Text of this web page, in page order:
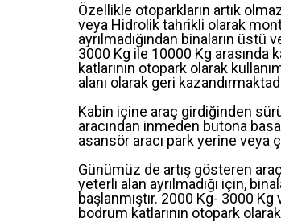
Özellikle otoparkların artık
veya Hidrolik tahrikli olarak
ayrılmadığından binaların üstü
3000 Kg ile 10000 Kg arasında
katlarının otopark olarak
alanı olarak geri
Kabin içine araç girdiğinden
aracından inmeden butona
asansör aracı park yerine veya
Günümüz de artış gösteren
yeterli alan ayrılmadığı için,
başlanmıştır. 2000 Kg- 3000
bodrum katlarının otopark